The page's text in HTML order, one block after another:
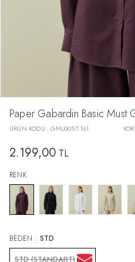
Paper Gabardin Basic Must
ÜRÜN KODU :GML0057.161
2.199,00 TL
RENK
BEDEN : STD
STD (STANDART)